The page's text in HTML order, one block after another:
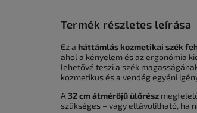
Termék részletes leírása
Ez a háttámlás kozmetikai szék
ahol a kényelem és az ergonómia
lehetővé teszi a szék
kozmetikus és a vendég egyéni
A 32 cm átmérőjű ülőrész
szükséges – vagy eltávolítható, ha